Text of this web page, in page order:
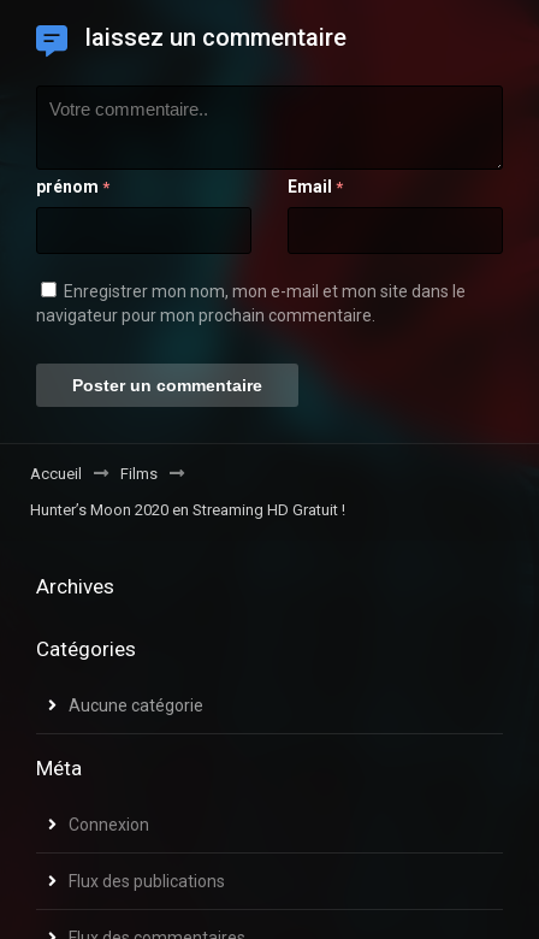
laissez un commentaire
prénom * Email *
Enregistrer mon nom, mon e-mail et mon site dans le
navigateur pour mon prochain commentaire.
Accueil
Films
Hunter’s Moon 2020 en Streaming HD Gratuit !
Archives
Catégories
Aucune catégorie
Méta
Connexion
Flux des publications